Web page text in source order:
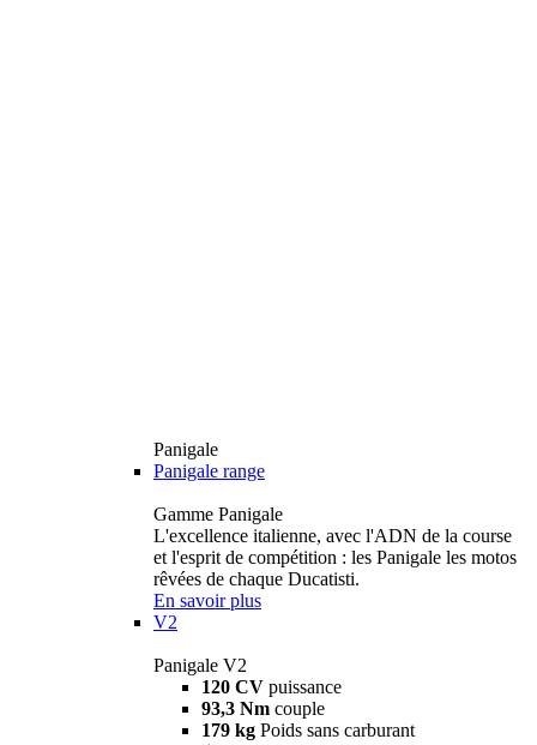
Panigale
Panigale range
Gamme Panigale
L'excellence italienne, avec l'ADN de la course
et l'esprit de compétition : les Panigale les motos
rêvées de chaque Ducatisti.
En savoir plus
V2
Panigale V2
120 CV puissance
93,3 Nm couple
179 kg Poids sans carburant